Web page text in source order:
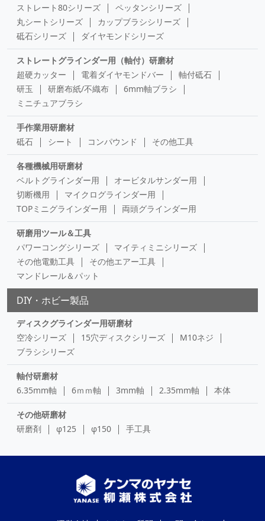
ストレート80シリーズ
ペッタンシリーズ
丸シートシリーズ
カップブラシシリーズ
砥石シリーズ
ダイヤモンドシリーズ
ストレートグラインダー用（軸付）研磨材
超硬カッター
電着ダイヤモンドバー
軸付砥石
研玉
研磨布紙/不織布
6mm軸ブラシ
ミニチュアブラシ
手作業用研磨材
砥石
シート コンパウンド その他工具
各種機械用研磨材
ベルトグラインダー用
オービタルサンダー用
切断機用
マイクログラインダー用
TOPミニグラインダー用
両頭グラインダー用
研磨用ツール＆工具
パワーコングシリーズ
マイティミニシリーズ
その他電動工具
その他エアー工具
マンドレール＆パット
DIY・ホビー製品
ディスクグラインダー用研磨材
空冷シリーズ
15穴ディスクシリーズ
M10ネジ
ブラシシリーズ
軸付研磨材
6.35mm軸
6ｍｍ軸 3mm軸 2.35mm軸 本体
その他研磨材
研磨剤
φ125 φ150 手工具